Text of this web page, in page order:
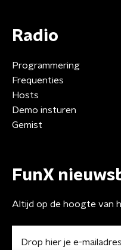
Radio
Programmering
Frequenties
Hosts
Demo insturen
Gemist
FunX
Altijd op de hoogte van